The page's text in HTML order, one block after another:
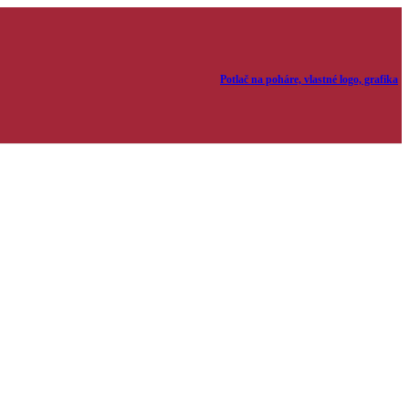
Potlač na poháre, vlastné logo, grafika